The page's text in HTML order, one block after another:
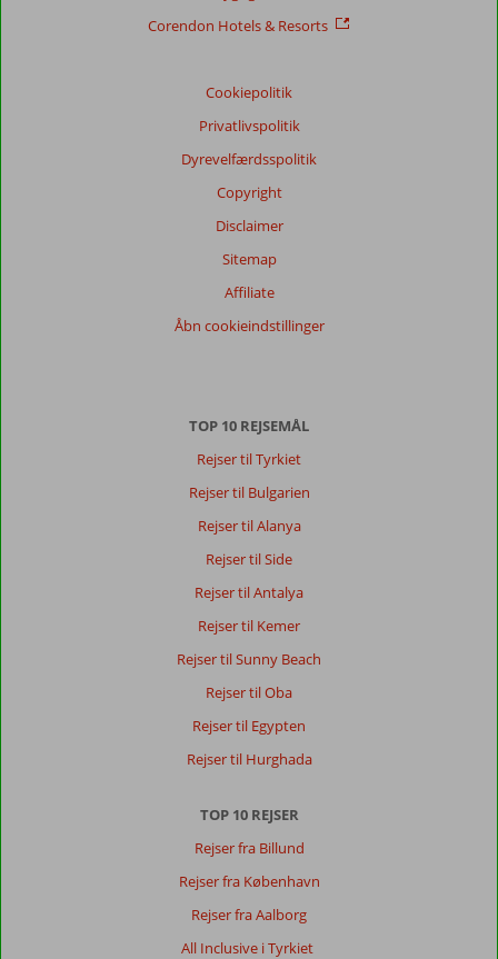
Corendon Hotels & Resorts
Cookiepolitik
Privatlivspolitik
Dyrevelfærdsspolitik
Copyright
Disclaimer
Sitemap
Affiliate
Åbn cookieindstillinger
TOP 10 REJSEMÅL
Rejser til Tyrkiet
Rejser til Bulgarien
Rejser til Alanya
Rejser til Side
Rejser til Antalya
Rejser til Kemer
Rejser til Sunny Beach
Rejser til Oba
Rejser til Egypten
Rejser til Hurghada
TOP 10 REJSER
Rejser fra Billund
Rejser fra København
Rejser fra Aalborg
All Inclusive i Tyrkiet